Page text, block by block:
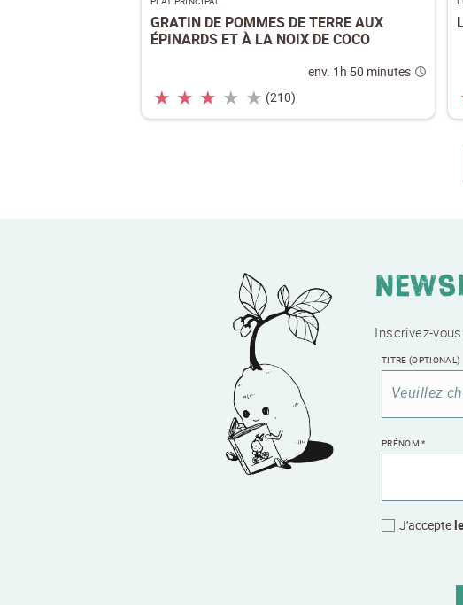
GRATIN DE POMMES DE TERRE AUX
ÉPINARDS ET À LA NOIX DE COCO
env. 1h 50 minutes
★ ★ ★ ★ ★ (210)
Inscrivez-
TITRE (OPTIONAL)
Veuillez
PRÉNOM*
J'accepte